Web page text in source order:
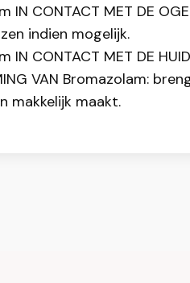
IN CONTACT MET DE
indien mogelijk.
IN CONTACT MET DE
VAN Bromazolam:
makkelijk maakt.